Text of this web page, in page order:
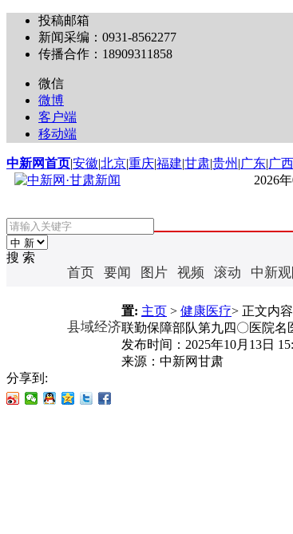
投稿邮箱
新闻采编：0931-8562277
传播合作：18909311858
微信
微博
客户端
移动端
中新网首页|安徽|北京|重庆|福建|甘肃|贵州 |广东|广西
2026
搜 索
首页 要闻 图片 视频 滚动 中新
县域经济
置: 主页 > 健康医疗> 正文内容
联勤保障部队第九四〇医院名
发布时间： 2025年10月13日
来源： 中新网甘肃
分享到: